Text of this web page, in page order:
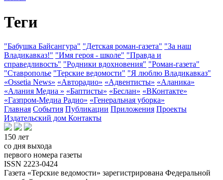
Теги
"Бабушка Байсангура" "Детская роман-газета" "За наш
Владикавказ!" "Имя героя - школе" "Правда и
справедливость" "Родники вдохновения" "Роман-газета"
"Ставрополье "Терские ведомости" "Я люблю Владикавказ"
«Ossetia News» «Авторадио» «Адвентисты» «Аланика»
«Алания Медиа » «Баптисты» «Беслан» «ВКонтакте»
«Газпром-Медиа Радио» «Генеральная уборка»
Главная События Публикации Приложения Проекты
Издательский дом Контакты
150 лет
со дня выхода
первого номера газеты
ISSN 2223-0424
Газета «Терские ведомости» зарегистрирована Федеральной